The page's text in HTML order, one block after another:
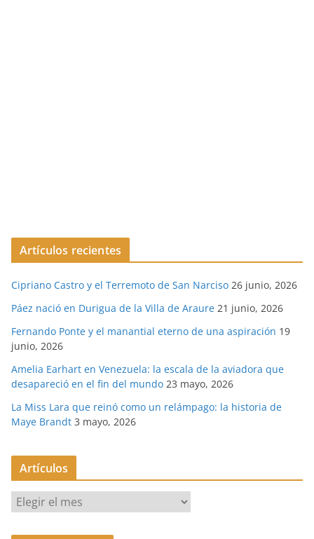
Artículos recientes
Cipriano Castro y el Terremoto de San Narciso 26 junio, 2026
Páez nació en Durigua de la Villa de Araure 21 junio, 2026
Fernando Ponte y el manantial eterno de una aspiración 19
junio, 2026
Amelia Earhart en Venezuela: la escala de la aviadora que
desapareció en el fin del mundo 23 mayo, 2026
La Miss Lara que reinó como un relámpago: la historia de
Maye Brandt 3 mayo, 2026
Artículos
t